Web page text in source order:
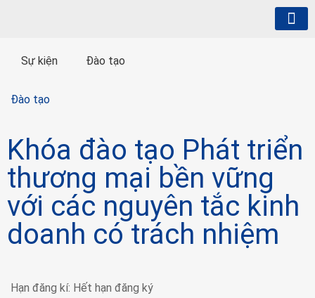
Sự kiện Đào tạo
Đào tạo
Khóa đào tạo Phát triển
thương mại bền vững
với các nguyên tắc kinh
doanh có trách nhiệm
Hạn đăng kí: Hết hạn đăng ký